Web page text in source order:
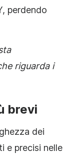
perdendo
riguarda i
brevi
dei
e precisi nelle